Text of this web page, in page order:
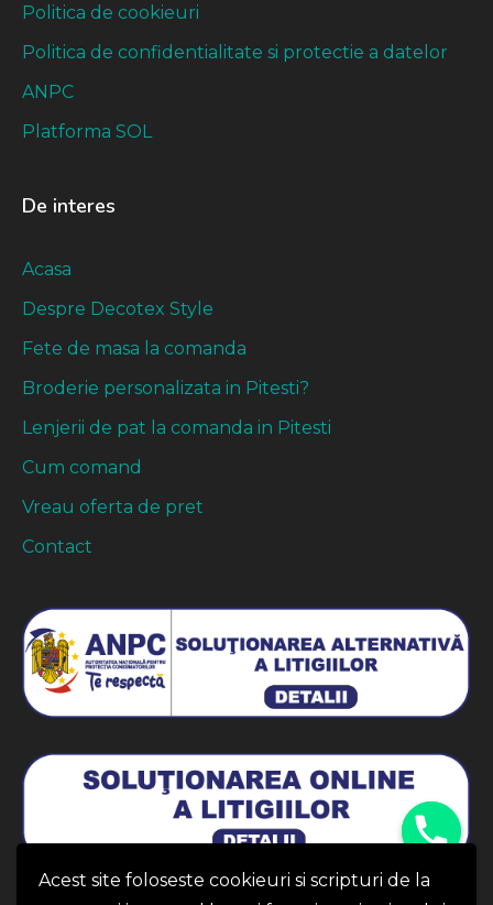
Acest site foloseste cookieuri si scripturi de la
Politica de cookieuri
Politica de confidentialitate si protectie a datelor
ANPC
Platforma SOL
De interes
Acasa
Despre Decotex Style
Fete de masa la comanda
Broderie personalizata in Pitesti?
Lenjerii de pat la comanda in Pitesti
Cum comand
Vreau oferta de pret
Contact